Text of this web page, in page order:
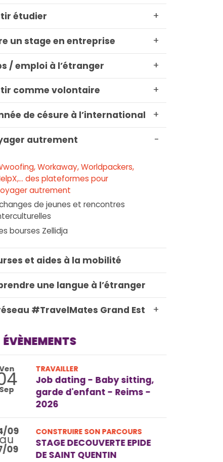
+
étudier
+
un stage en entreprise
+
/ emploi à l’étranger
+
comme volontaire
+
de césure à l’international
-
autrement
Workaway, Worldpackers,
des plateformes pour
autrement
de jeunes et rencontres
bourses Zellidja
et aides à la mobilité
une langue à l’étranger
+
#TravelMates Grand Est
ÉVÈNEMENTS
Sep
TRAVAILLER
Job dating - Baby sitting,
garde d'enfant - Reims -
2026
09
au
09
CONSTRUIRE SON PARCOURS
STAGE DECOUVERTE EPIDE
DE SAINT QUENTIN